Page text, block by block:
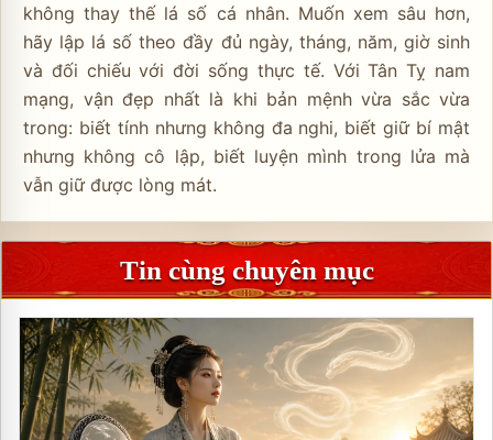
không thay thế lá số cá nhân. Muốn xem sâu hơn,
hãy lập lá số theo đầy đủ ngày, tháng, năm, giờ sinh
và đối chiếu với đời sống thực tế. Với Tân Tỵ nam
mạng, vận đẹp nhất là khi bản mệnh vừa sắc vừa
trong: biết tính nhưng không đa nghi, biết giữ bí mật
nhưng không cô lập, biết luyện mình trong lửa mà
vẫn giữ được lòng mát.
Tin cùng chuyên mục